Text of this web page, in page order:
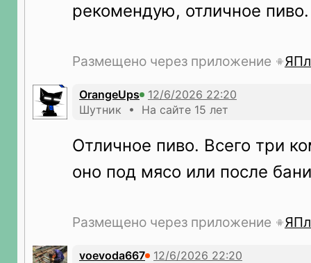
рекомендую, отличное пиво.
Размещено через приложение
OrangeUps
Шутник • На сайте 15 лет
Отличное пиво. Всего три
оно под мясо или после бани
Размещено через приложение
voevoda667